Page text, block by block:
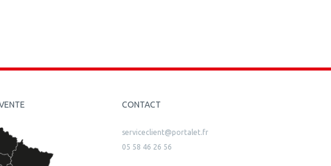
CONTACT
serviceclient@portalet.fr
05 58 46 26 56